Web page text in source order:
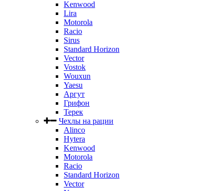
Kenwood
Lira
Motorola
Racio
Sirus
Standard Horizon
Vector
Vostok
Wouxun
Yaesu
Аргут
Грифон
Терек
Чехлы на рации
Alinco
Hytera
Kenwood
Motorola
Racio
Standard Horizon
Vector